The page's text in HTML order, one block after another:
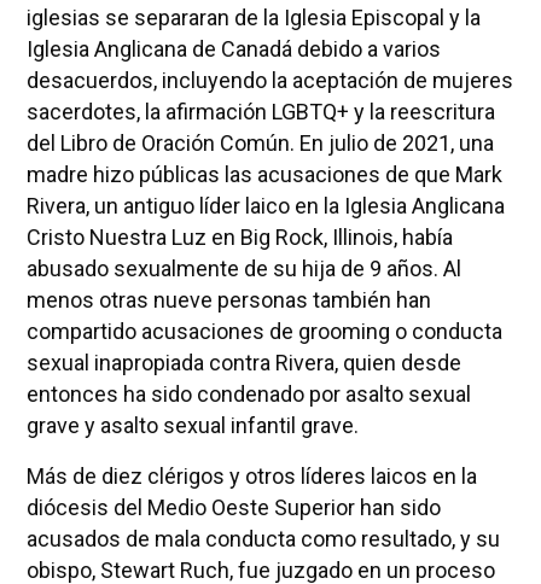
iglesias se separaran de la Iglesia Episcopal y la
Iglesia Anglicana de Canadá debido a varios
desacuerdos, incluyendo la aceptación de mujeres
sacerdotes, la afirmación LGBTQ+ y la reescritura
del Libro de Oración Común. En julio de 2021, una
madre hizo públicas las acusaciones de que Mark
Rivera, un antiguo líder laico en la Iglesia Anglicana
Cristo Nuestra Luz en Big Rock, Illinois, había
abusado sexualmente de su hija de 9 años. Al
menos otras nueve personas también han
compartido acusaciones de grooming o conducta
sexual inapropiada contra Rivera, quien desde
entonces ha sido condenado por asalto sexual
grave y asalto sexual infantil grave.
Más de diez clérigos y otros líderes laicos en la
diócesis del Medio Oeste Superior han sido
acusados de mala conducta como resultado, y su
obispo, Stewart Ruch, fue juzgado en un proceso